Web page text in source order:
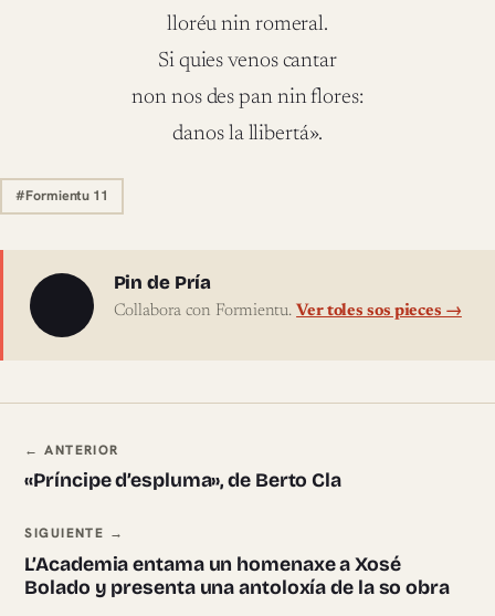
lloréu nin romeral.
Si quies venos cantar
non nos des pan nin flores:
danos la llibertá».
#Formientu 11
Sobre l'autor
Pin de Pría
Collabora con Formientu. Ver toles sos pieces →
Navegación ente pieces
← ANTERIOR
«Príncipe d’espluma», de Berto Cla
SIGUIENTE →
L’Academia entama un homenaxe a Xosé
Bolado y presenta una antoloxía de la so obra